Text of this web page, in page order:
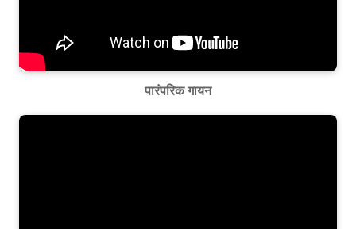
पारंपरिक गायन